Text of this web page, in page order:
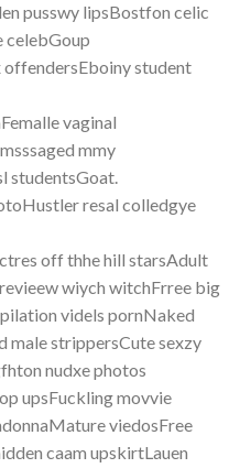
pusswy lipsBostfon celic
celebGoup
student
vaginal
mmy
studentsGoat.
resal colledgye
off thhe hill starsAdult
wiych witchFrree big
videls pornNaked
male strippersCute sexzy
nudxe photos
upsFuckling movvie
viedosFree
caam upskirtLauen